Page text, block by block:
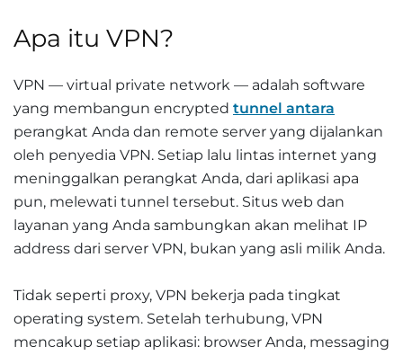
Apa itu VPN?
VPN — virtual private network — adalah software
yang membangun encrypted tunnel antara
perangkat Anda dan remote server yang dijalankan
oleh penyedia VPN. Setiap lalu lintas internet yang
meninggalkan perangkat Anda, dari aplikasi apa
pun, melewati tunnel tersebut. Situs web dan
layanan yang Anda sambungkan akan melihat IP
address dari server VPN, bukan yang asli milik Anda.
Tidak seperti proxy, VPN bekerja pada tingkat
operating system. Setelah terhubung, VPN
mencakup setiap aplikasi: browser Anda, messaging